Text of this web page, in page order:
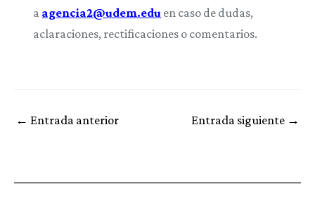
a agencia2@udem.edu en caso de dudas,
aclaraciones, rectificaciones o comentarios.
← Entrada anterior Entrada siguiente →